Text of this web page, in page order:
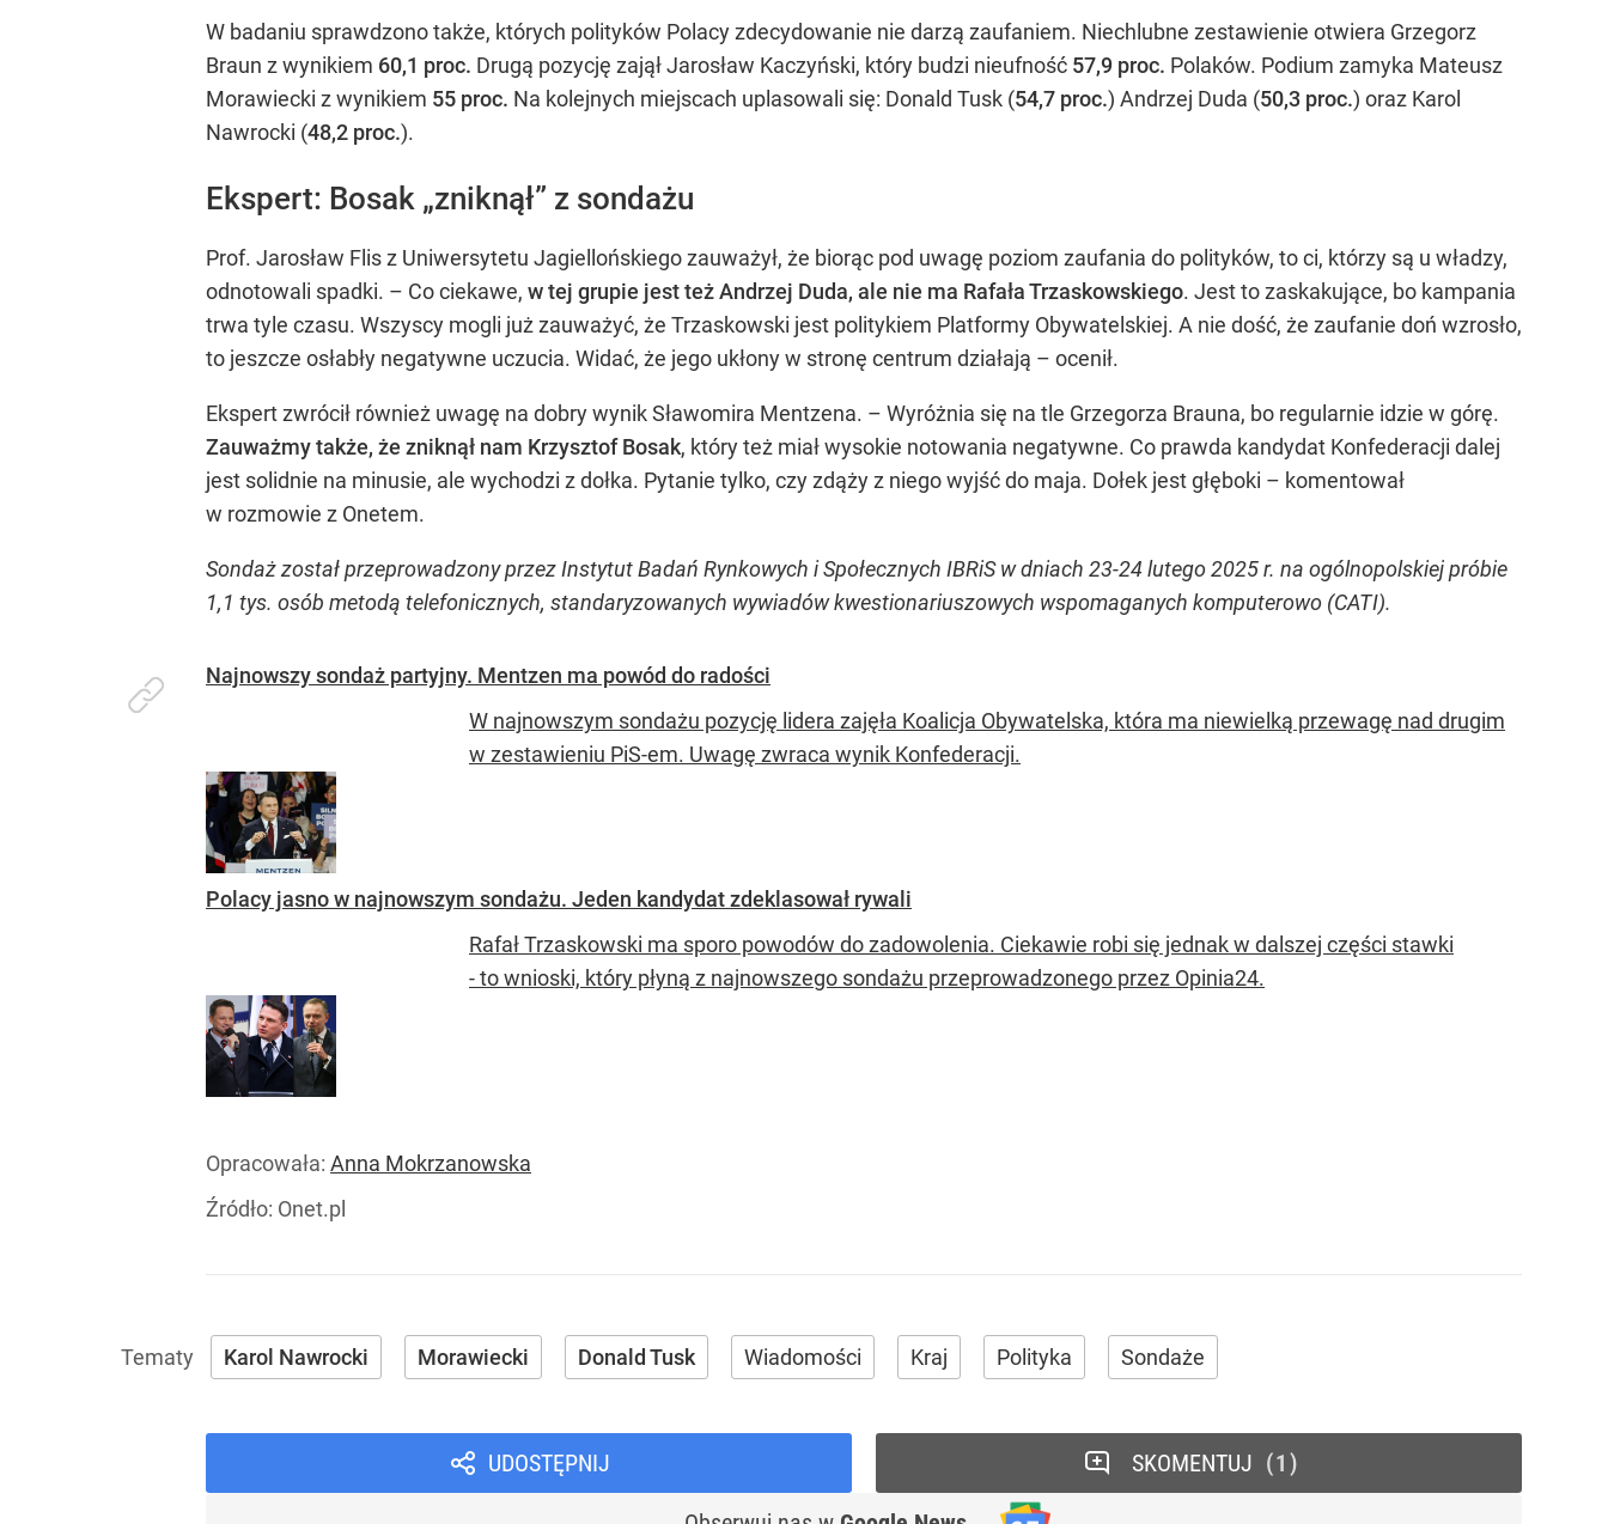
W badaniu sprawdzono także, których polityków Polacy zdecydowanie nie darzą zaufaniem. Niechlubne zestawienie otwiera Grzegorz
Braun z wynikiem 60,1 proc. Drugą pozycję zajął Jarosław Kaczyński, który budzi nieufność 57,9 proc. Polaków. Podium zamyka Mateusz
Morawiecki z wynikiem 55 proc. Na kolejnych miejscach uplasowali się: Donald Tusk (54,7 proc.) Andrzej Duda (50,3 proc.) oraz Karol
Nawrocki (48,2 proc.).
Ekspert: Bosak „zniknął” z sondażu
Prof. Jarosław Flis z Uniwersytetu Jagiellońskiego zauważył, że biorąc pod uwagę poziom zaufania do polityków, to ci, którzy są u władzy,
odnotowali spadki. – Co ciekawe, w tej grupie jest też Andrzej Duda, ale nie ma Rafała Trzaskowskiego. Jest to zaskakujące, bo kampania
trwa tyle czasu. Wszyscy mogli już zauważyć, że Trzaskowski jest politykiem Platformy Obywatelskiej. A nie dość, że zaufanie doń wzrosło,
to jeszcze osłabły negatywne uczucia. Widać, że jego ukłony w stronę centrum działają – ocenił.
Ekspert zwrócił również uwagę na dobry wynik Sławomira Mentzena. – Wyróżnia się na tle Grzegorza Brauna, bo regularnie idzie w górę.
Zauważmy także, że zniknął nam Krzysztof Bosak, który też miał wysokie notowania negatywne. Co prawda kandydat Konfederacji dalej
jest solidnie na minusie, ale wychodzi z dołka. Pytanie tylko, czy zdąży z niego wyjść do maja. Dołek jest głęboki – komentował
w rozmowie z Onetem.
Sondaż został przeprowadzony przez Instytut Badań Rynkowych i Społecznych IBRiS w dniach 23-24 lutego 2025 r. na ogólnopolskiej próbie
1,1 tys. osób metodą telefonicznych, standaryzowanych wywiadów kwestionariuszowych wspomaganych komputerowo (CATI).
Najnowszy sondaż partyjny. Mentzen ma powód do radości
W najnowszym sondażu pozycję lidera zajęła Koalicja Obywatelska, która ma niewielką przewagę nad drugim
w zestawieniu PiS-em. Uwagę zwraca wynik Konfederacji.
Polacy jasno w najnowszym sondażu. Jeden kandydat zdeklasował rywali
Rafał Trzaskowski ma sporo powodów do zadowolenia. Ciekawie robi się jednak w dalszej części stawki
- to wnioski, który płyną z najnowszego sondażu przeprowadzonego przez Opinia24.
Opracowała: Anna Mokrzanowska
Źródło: Onet.pl
Karol Nawrocki Morawiecki Donald Tusk Wiadomości Kraj Polityka Sondaże
UDOSTĘPNIJ SKOMENTUJ 1